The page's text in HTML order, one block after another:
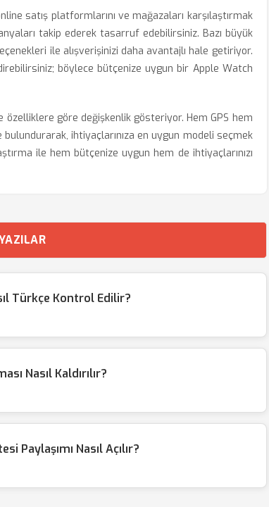
satış platformlarını ve mağazaları karşılaştırmak
takip ederek tasarruf edebilirsiniz. Bazı büyük
ile alışverişinizi daha avantajlı hale getiriyor.
böylece bütçenize uygun bir Apple Watch
özelliklere göre değişkenlik gösteriyor. Hem GPS hem
ihtiyaçlarınıza en uygun modeli seçmek
ile hem bütçenize uygun hem de ihtiyaçlarınızı
Türkçe Kontrol Edilir?
Nasıl Kaldırılır?
Paylaşımı Nasıl Açılır?